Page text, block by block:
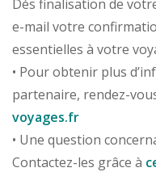
Dés finalisation de
e-mail votre
essentielles à votre
• Pour obtenir plus
partenaire, rendez-
voyages.fr
• Une question
Contactez-les grâce à